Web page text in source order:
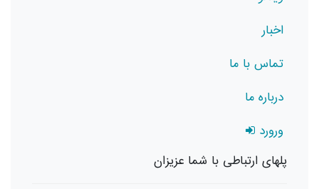
اخبار
تماس با ما
درباره ما
ورورد
پلهای ارتباطی با شما عزیزان